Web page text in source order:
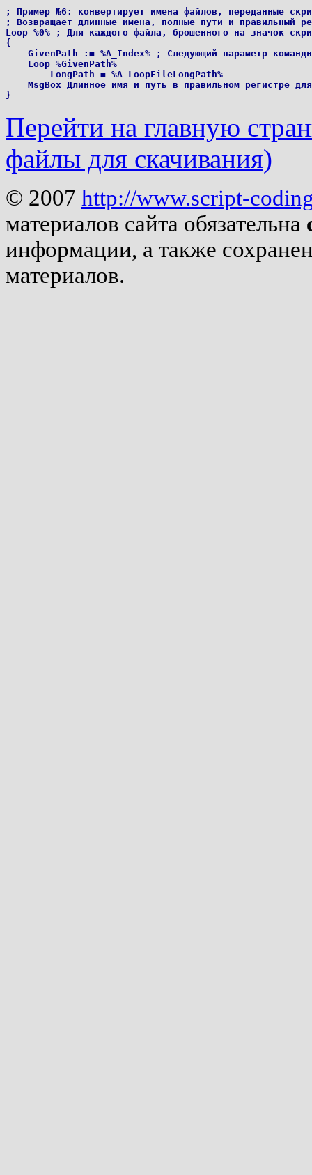
; Пример №6: конвертирует имена файлов, переданные
; Возвращает длинные имена, полные пути и правильный
Loop %0% ; Для каждого файла, брошенного на значок
{
GivenPath := %A_Index% ; Следующий параметр
    Loop %GivenPath%
        LongPath = %A_LoopFileLongPath%
MsgBox Длинное имя и путь в правильном регистре
Перейти на главную
файлы для скачивания)
© 2007 http://www.script-
материалов сайта обязательна
информации, а также
материалов.